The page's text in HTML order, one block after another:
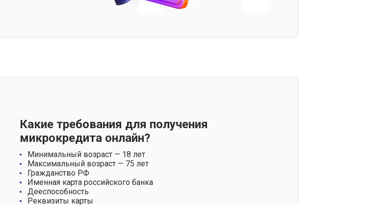
Какие требования для получения
микрокредита онлайн?
Минимальный возраст — 18 лет
Максимальный возраст — 75 лет
Гражданство РФ
Именная карта российского банка
Дееспособность
Реквизиты карты